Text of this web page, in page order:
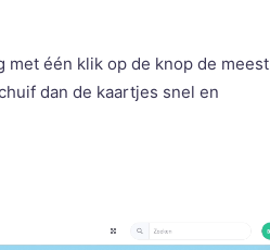
met één klik op de knop de meest
dan de kaartjes snel en